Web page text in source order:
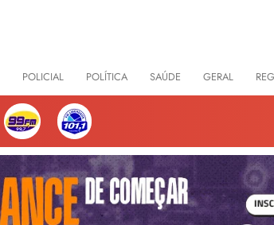
POLICIAL POLÍTICA SAÚDE GERAL